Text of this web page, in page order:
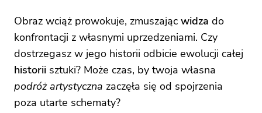
Obraz wciąż prowokuje, zmuszając widza do
konfrontacji z własnymi uprzedzeniami. Czy
dostrzegasz w jego historii odbicie ewolucji całej
historii sztuki? Może czas, by twoja własna
podróż artystyczna zaczęła się od spojrzenia
poza utarte schematy?